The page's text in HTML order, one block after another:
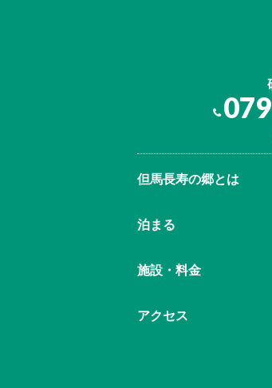
但馬⾧寿の郷とは
泊まる
施設・料金
アクセス